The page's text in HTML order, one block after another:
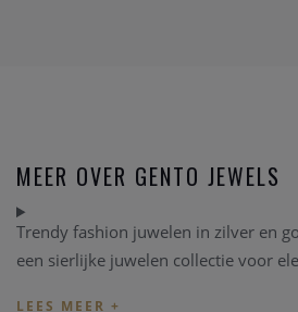
MEER OVER GENTO JEWELS
Trendy fashion juwelen in zilver en
een sierlijke juwelen collectie voor